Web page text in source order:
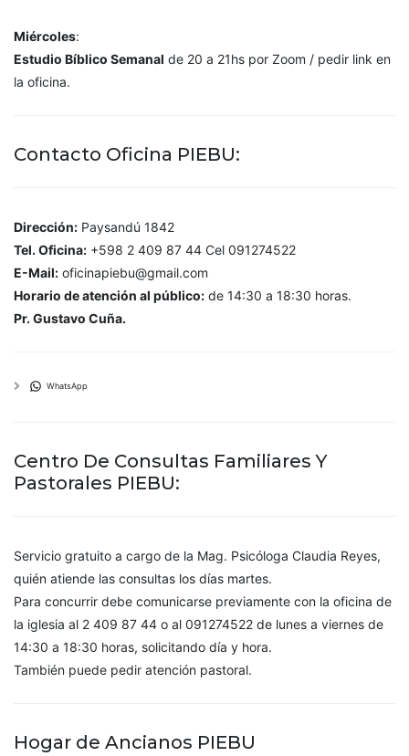
Miércoles:
Estudio Bíblico Semanal de 20 a 21hs por Zoom / pedir link en
la oficina.
Contacto Oficina PIEBU:
Dirección: Paysandú 1842
Tel. Oficina: +598 2 409 87 44 Cel 091274522
E-Mail: oficinapiebu@gmail.com
Horario de atención al público: de 14:30 a 18:30 horas.
Pr. Gustavo Cuña.
WhatsApp
Centro De Consultas Familiares Y
Pastorales PIEBU:
Servicio gratuito a cargo de la Mag. Psicóloga Claudia Reyes,
quién atiende las consultas los días martes.
Para concurrir debe comunicarse previamente con la oficina de
la iglesia al 2 409 87 44 o al 091274522 de lunes a viernes de
14:30 a 18:30 horas, solicitando día y hora.
También puede pedir atención pastoral.
Hogar de Ancianos PIEBU